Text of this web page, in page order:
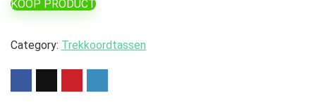
KOOP PRODUCT
Category: Trekkoordtassen